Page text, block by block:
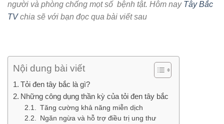
người và phòng chống mọt số bệnh tật. Hôm nay Tây Bắc
TVchia sẽ với bạn đọc qua bài viết sau
Nội dung bài viết
Tỏi đen tây bắc là gì?
Những công dụng thần kỳ của tỏi đen tây bắc
Tăng cường khả năng miễn dịch
Ngăn ngừa và hỗ trợ điều trị ung thư